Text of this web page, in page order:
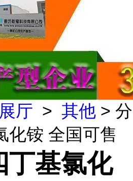
厅 > 其他 > 分
化铵 全国可售
丁基氯化